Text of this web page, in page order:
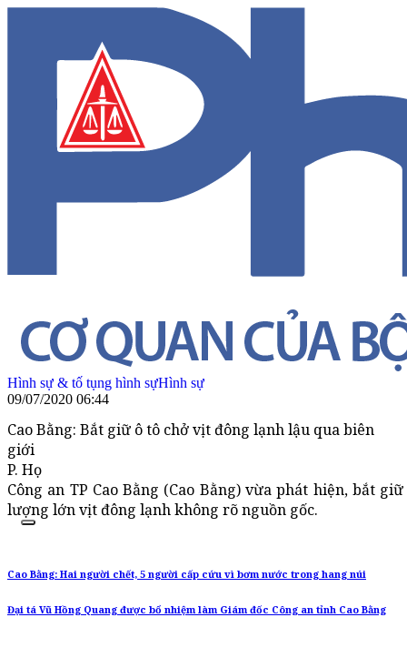
Hình sự & tố tụng hình sựHình sự
09/07/2020 06:44
Cao Bằng: Bắt giữ ô tô chở vịt đông lạnh lậu qua biên
giới
P. Họ
Công an TP Cao Bằng (Cao Bằng) vừa phát hiện, bắt
lượng lớn vịt đông lạnh không rõ nguồn gốc.
Cao Bằng: Hai người chết, 5 người cấp cứu vì bơm nước trong hang núi
Đại tá Vũ Hồng Quang được bổ nhiệm làm Giám đốc Công an tỉnh Cao Bằng